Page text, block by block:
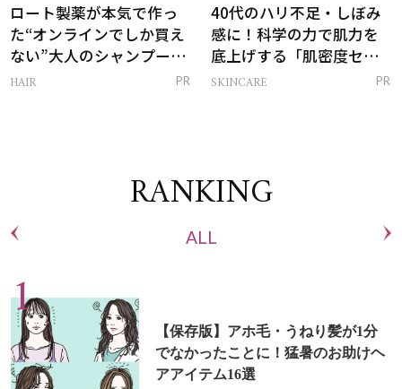
ロート製薬が本気で作っ
た“オンラインでしか買え
ない”大人のシャンプー＆
トリートメントって？
HAIR PR
40代のハリ不足・しぼみ
感に！科学の力で肌力を
底上げする「肌密度セラ
ム」
SKINCARE PR
RANKING
ALL
【保存版】アホ毛・うねり髪が1分
でなかったことに！猛暑のお助けヘ
アアイテム16選